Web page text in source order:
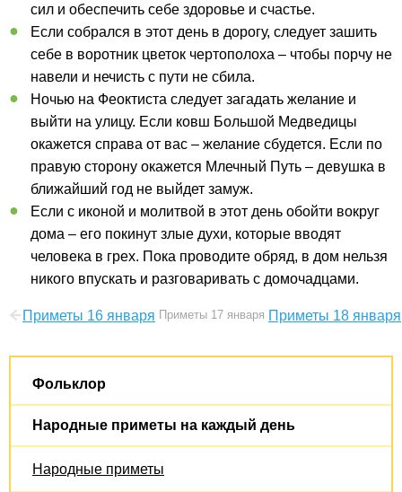
сил и обеспечить себе здоровье и счастье.
Если собрался в этот день в дорогу, следует зашить
себе в воротник цветок чертополоха – чтобы порчу не
навели и нечисть с пути не сбила.
Ночью на Феоктиста следует загадать желание и
выйти на улицу. Если ковш Большой Медведицы
окажется справа от вас – желание сбудется. Если по
правую сторону окажется Млечный Путь – девушка в
ближайший год не выйдет замуж.
Если с иконой и молитвой в этот день обойти вокруг
дома – его покинут злые духи, которые вводят
человека в грех. Пока проводите обряд, в дом нельзя
никого впускать и разговаривать с домочадцами.
Приметы 16 января Приметы 17 января Приметы 18 января
Фольклор
Народные приметы на каждый день
Народные приметы